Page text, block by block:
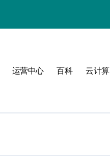
运营中心 百科 云计算